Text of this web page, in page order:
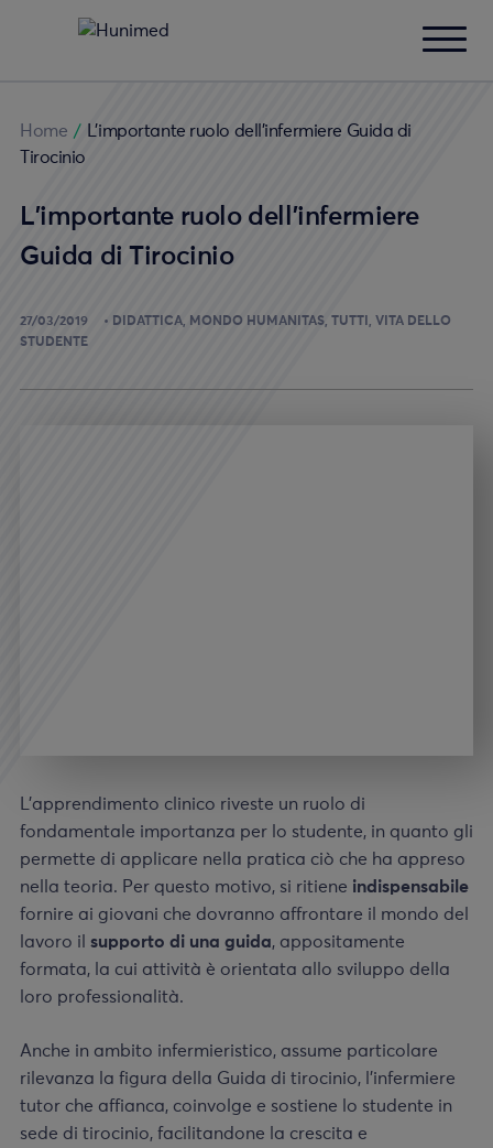
Home /
L’importante ruolo dell’infermiere Guida di
Tirocinio
L’importante ruolo dell’infermiere
Guida di Tirocinio
27/03/2019 DIDATTICA MONDO HUMANITAS TUTTI
VITA DELLO
STUDENTE
L’apprendimento clinico riveste un ruolo di
fondamentale importanza per lo studente, in quanto gli
permette di applicare nella pratica ciò che ha appreso
nella teoria. Per questo motivo, si ritiene indispensabile
fornire ai giovani che dovranno affrontare il mondo del
lavoro il supporto di una guida, appositamente
formata, la cui attività è orientata allo sviluppo della
loro professionalità.
Anche in ambito infermieristico, assume particolare
rilevanza la figura della Guida di tirocinio, l’infermiere
tutor che affianca, coinvolge e sostiene lo studente in
sede di tirocinio, facilitandone la crescita e